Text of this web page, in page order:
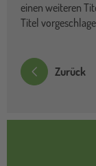
einen weiteren
Titel
Zurück